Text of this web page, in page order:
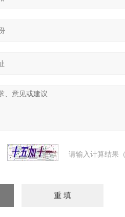
请输入计算结果